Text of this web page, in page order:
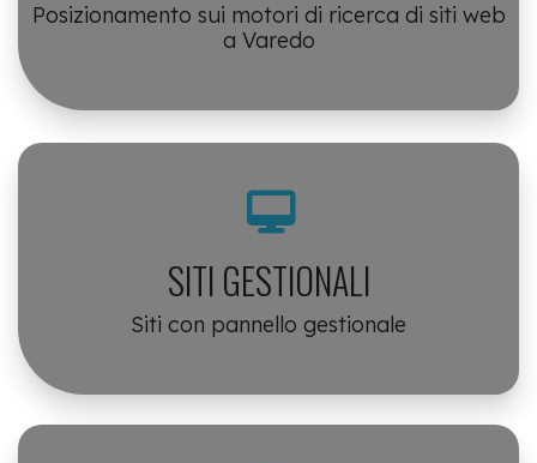
Posizionamento sui motori di ricerca di siti web
a Varedo
SITI GESTIONALI
Siti con pannello gestionale